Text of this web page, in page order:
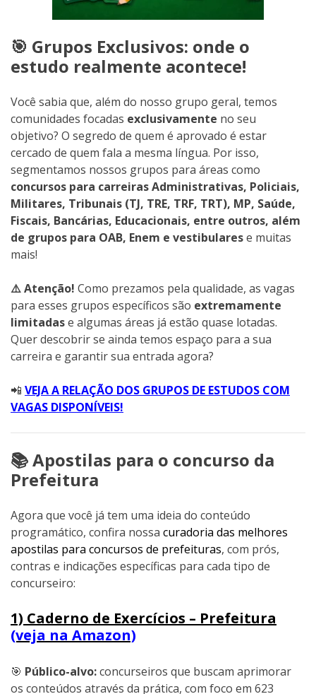
🎯 Grupos Exclusivos: onde o
estudo realmente acontece!
Você sabia que, além do nosso grupo geral, temos
comunidades focadas exclusivamente no seu
objetivo? O segredo de quem é aprovado é estar
cercado de quem fala a mesma língua. Por isso,
segmentamos nossos grupos para áreas como
concursos para carreiras Administrativas, Policiais,
Militares, Tribunais (TJ, TRE, TRF, TRT), MP, Saúde,
Fiscais, Bancárias, Educacionais, entre outros, além
de grupos para OAB, Enem e vestibularese muitas
mais!
⚠️ Atenção! Como prezamos pela qualidade, as vagas
para esses grupos específicos são extremamente
limitadase algumas áreas já estão quase lotadas.
Quer descobrir se ainda temos espaço para a sua
carreira e garantir sua entrada agora?
📲 VEJA A RELAÇÃO DOS GRUPOS DE ESTUDOS COM
VAGAS DISPONÍVEIS!
📚 Apostilas para o concurso da
Prefeitura
Agora que você já tem uma ideia do conteúdo
programático, confira nossa curadoria das melhores
apostilas para concursos de prefeituras, com prós,
contras e indicações específicas para cada tipo de
concurseiro:
1) Caderno de Exercícios – Prefeitura
(veja na Amazon)
🎯 Público-alvo:concurseiros que buscam aprimorar
os conteúdos através da prática, com foco em 623